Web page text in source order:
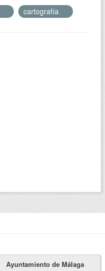
cartografía
Ayuntamiento de Málaga